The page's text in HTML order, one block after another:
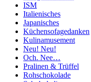
ISM
Italienisches
Japanisches
Küchensofagedanken
Kulinamusement
Neu! Neu!
Och. Nee…
Pralinen & Trüffel
Rohschokolade